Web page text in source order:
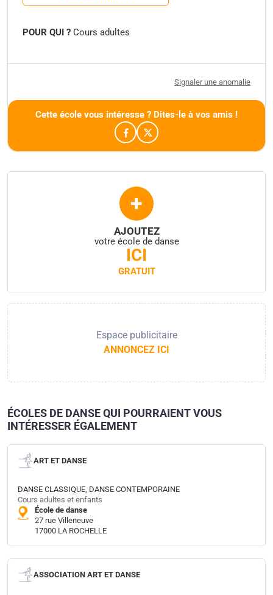
POUR QUI ? Cours adultes
Signaler une anomalie
Cette école vous intéresse ? Dites-le à vos amis !
+
AJOUTEZ
votre école de danse
ICI
GRATUIT
Espace publicitaire
ANNONCEZ ICI
ÉCOLES DE DANSE QUI POURRAIENT VOUS
INTÉRESSER ÉGALEMENT
ART ET DANSE
DANSE CLASSIQUE, DANSE CONTEMPORAINE
Cours adultes et enfants
École de danse
27 rue Villeneuve
17000 LA ROCHELLE
ASSOCIATION ART ET DANSE